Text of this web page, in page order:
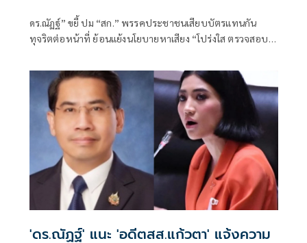
ดร.ณัฏฐ์” ขยี้ ปม “สก.” พรรคประชาชนเสียบบัตรแทนกัน
ทุจริตต่อหน้าที่ ย้อนแย้งนโยบายหาเสียง “โปร่งใส ตรวจสอบ
'ดร.ณัฏฐ์' แนะ 'อดีตสส.แก้วตา' แจ้งความ